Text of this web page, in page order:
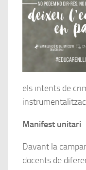
els intents de
Manifest unitari
Davant la
docents de